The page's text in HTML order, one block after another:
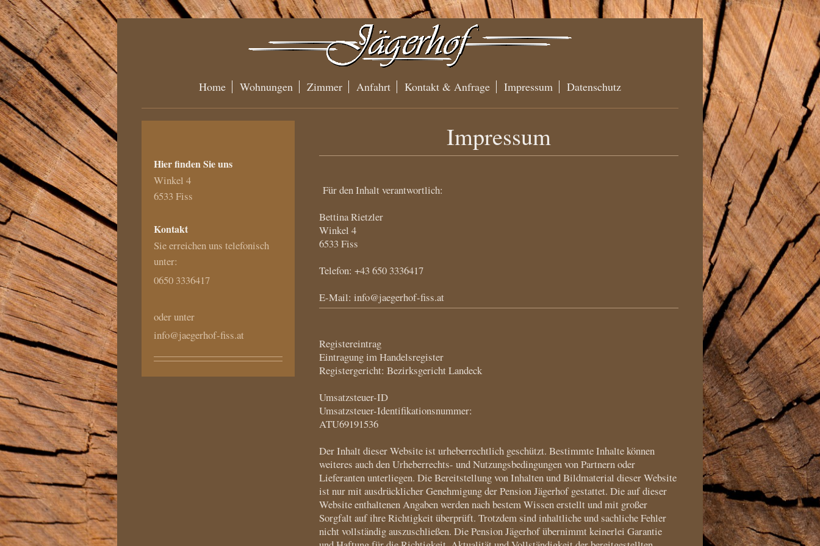
Home Wohnungen Zimmer Anfahrt Kontakt & Anfrage Impressum Datenschutz
Impressum
Für den Inhalt verantwortlich:
BettinaRietzler
Winkel 4
6533 Fiss
Telefon: +43 650 3336417
E-Mail: info@jaegerhof-fiss.at
Registereintrag
Eintragung im Handelsregister
Registergericht: Bezirksgericht Landeck
Umsatzsteuer-ID
Umsatzsteuer-Identifikationsnummer:
ATU69191536
Der Inhalt dieser Website ist urheberrechtlich geschützt. Bestimmte Inhalte können
weiteres auch den Urheberrechts- und Nutzungsbedingungen von Partnern oder
Lieferanten unterliegen. Die Bereitstellung von Inhalten und Bildmaterial dieser Website
ist nur mit ausdrücklicher Genehmigung der Pension Jägerhof gestattet. Die auf dieser
Website enthaltenen Angaben werden nach bestem Wissen erstellt und mit großer
Sorgfalt auf ihre Richtigkeit überprüft. Trotzdem sind inhaltliche und sachliche Fehler
nicht vollständig auszuschließen. Die Pension Jägerhof übernimmt keinerlei Garantie
Hier finden Sie uns
Winkel 4
6533 Fiss
Kontakt
Sie erreichen uns telefonisch
unter:
0650 3336417
oder unter
info@jaegerhof-fiss.at